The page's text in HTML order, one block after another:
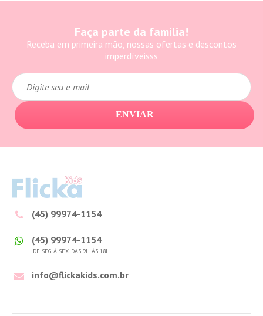
Faça parte da família!
Receba em primeira mão, nossas ofertas e descontos
imperdíveisss
ENVIAR
(45) 99974-1154
(45) 99974-1154
DE SEG. À SEX. DAS 9H ÀS 18H.
info@flickakids.com.br